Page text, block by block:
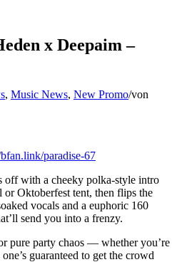
x Deepaim –
, Music News, New Promo/von
paradise-67
off with a cheeky polka-style intro
Oktoberfest tent, then flips the
vocals and a euphoric 160
send you into a frenzy.
pure party chaos — whether you’re
guaranteed to get the crowd